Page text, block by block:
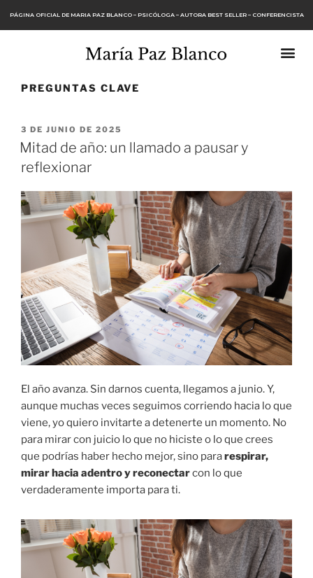
PÁGINA OFICIAL DE MARIA PAZ BLANCO – PSICÓLOGA – AUTORA BEST SELLER – CONFERENCISTA
PREGUNTAS CLAVE
3 DE JUNIO DE 2025
Mitad de año: un llamado a pausar y
reflexionar
El añoavanza. Sin darnos cuenta, llegamos a junio.Y,
aunque muchas veces seguimos corriendo hacia loque
viene,yoquiero invitarte adetenerte un momento. No
para mirarcon juicio loque no hiciste o loque crees
que podrías haber hecho mejor,sino pararespirar,
mirarhacia adentroyreconectarcon loque
verdaderamente importa parati.